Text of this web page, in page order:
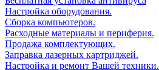
Настройка оборудования.
Сборка компьютеров.
Расходные материалы и периферия.
Продажа комплектующих.
Заправка лазерных картриджей.
Настройка и ремонт Вашей техники.